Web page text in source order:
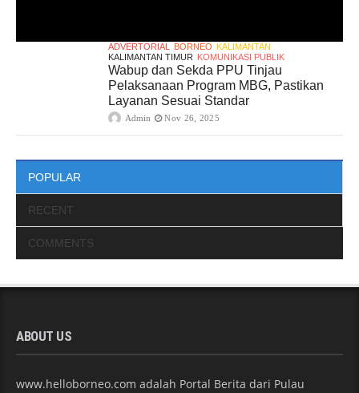
ADVERTORIAL BORNEO
KALIMANTAN
KALIMANTAN TIMUR
KOMUNIKASI PUBLIK
Wabup dan Sekda PPU Tinjau
Pelaksanaan Program MBG, Pastikan
Layanan Sesuai Standar
Admin Nov 26, 2025
POPULAR
RECENT
COMMENTS
ABOUT US
www.helloborneo.com adalah Portal Berita dari Pulau